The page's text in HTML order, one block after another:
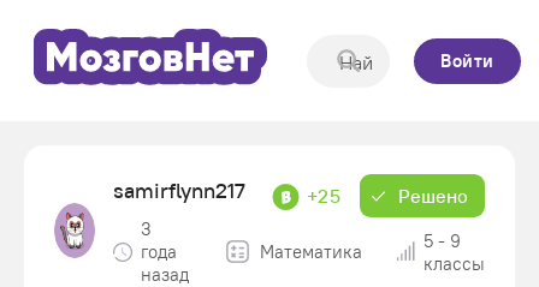
Войти
samirflynn217 +25 Решено
3
года
назад
Математика
5 - 9
классы